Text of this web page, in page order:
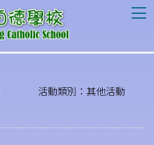
活動類別：其他活動